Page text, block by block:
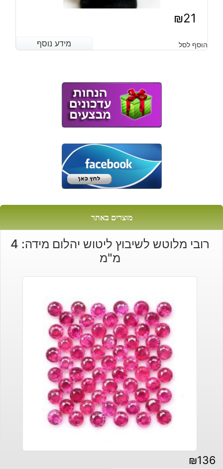
₪21
מידע נוסף הוסף לסל מידע נוסף
מוצרים באתר
רובי מלוטש לשיבוץ ליטוש יהלום מידה: 4
מ"מ
₪136